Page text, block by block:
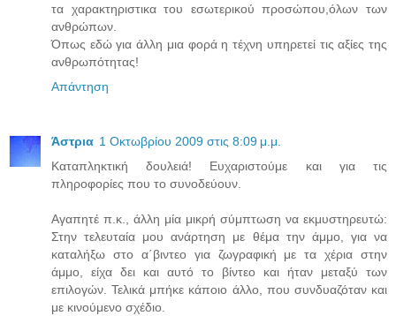
τα χαρακτηριστικα του εσωτερικού προσώπου,όλων των
ανθρώπων.
Όπως εδώ για άλλη μια φορά η τέχνη υπηρετεί τις αξίες της
ανθρωπότητας!
Απάντηση
Άστρια 1 Οκτωβρίου 2009 στις 8:09 μ.μ.
Καταπληκτική δουλειά! Ευχαριστούμε και για τις
πληροφορίες που το συνοδεύουν.
Αγαπητέ π.κ., άλλη μία μικρή σύμπτωση να εκμυστηρευτώ:
Στην τελευταία μου ανάρτηση με θέμα την άμμο, για να
καταλήξω στο α΄βιντεο για ζωγραφική με τα χέρια στην
άμμο, είχα δει και αυτό το βίντεο και ήταν μεταξύ των
επιλογών. Τελικά μπήκε κάποιο άλλο, που συνδυαζόταν και
με κινούμενο σχέδιο.